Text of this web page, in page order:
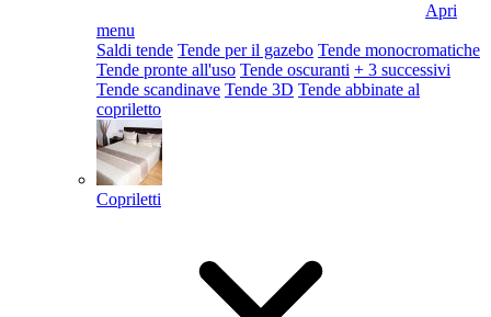
Apri
menu
Saldi tende Tende per il gazebo Tende monocromatiche
Tende pronte all'uso Tende oscuranti + 3 successivi
Tende scandinave Tende 3D Tende abbinate al
copriletto
Copriletti